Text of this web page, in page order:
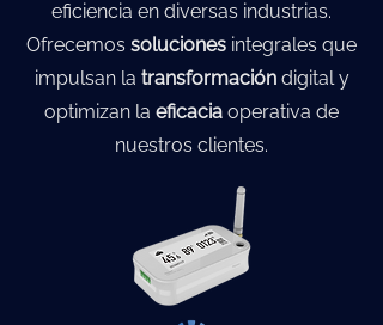
eficiencia en diversas industrias.
Ofrecemos soluciones integrales que
impulsan la transformacióndigital y
optimizan la eficacia operativa de
nuestros clientes.